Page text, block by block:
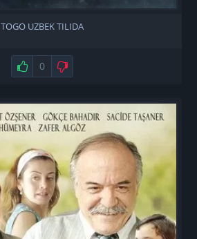
TOGO UZBEK TILIDA
Нравится
0 Не нравится